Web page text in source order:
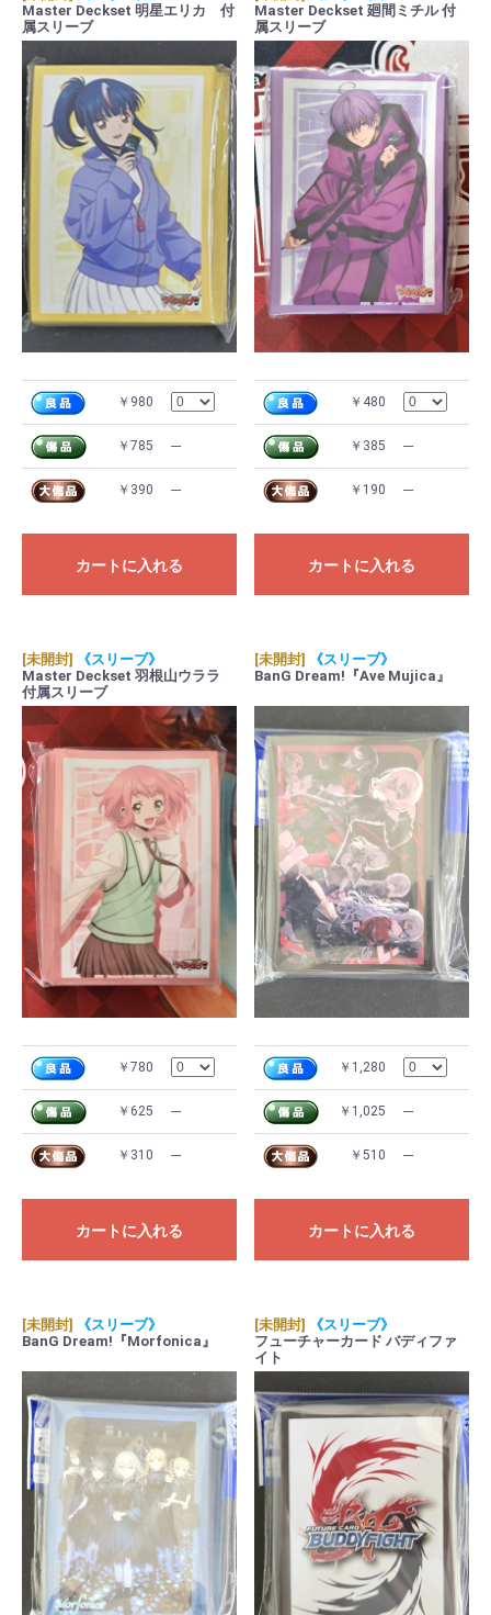
Master Deckset 明星エリカ 付
属スリーブ
￥980
￥785 ---
￥390 ---
カートに入れる
Master Deckset 廻間ミチル 付
属スリーブ
￥480
￥385 ---
￥190 ---
カートに入れる
[未開封]
《スリーブ》
Master Deckset 羽根山ウララ
付属スリーブ
￥780
￥625 ---
￥310 ---
カートに入れる
[未開封]
《スリーブ》
BanG Dream!『Ave Mujica』
￥1,280
￥1,025 ---
￥510 ---
カートに入れる
[未開封]
《スリーブ》
BanG Dream!『Morfonica』
[未開封]
《スリーブ》
フューチャーカード バディファ
イト